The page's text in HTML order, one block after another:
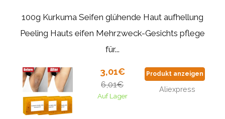
100g Kurkuma Seifen glühende Haut aufhellung
Peeling Hauts eifen Mehrzweck-Gesichts pflege
für...
3,01€
6,01€
Auf Lager
Produkt anzeigen
Aliexpress